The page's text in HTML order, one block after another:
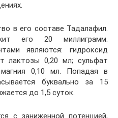
в его составе Тадалафил.
его 20 миллиграмм.
являются: гидроксид
лактозы 0,20 мл; сульфат
0,10 мл. Попадая в
буквально за 15
до 1,5 суток.
с заниженной потенцией,